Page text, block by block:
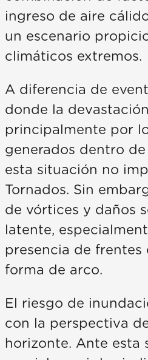
ingreso de aire
un escenario
climáticos extremos.
A diferencia de
donde la
principalmente por
generados dentro
esta situación no
Tornados. Sin
de vórtices y daños
latente,
presencia de frentes
forma de arco.
El riesgo de
con la perspectiva
horizonte. Ante esta